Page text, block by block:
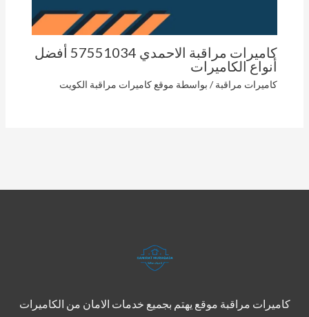
كاميرات مراقبة الاحمدي 57551034 أفضل
أنواع الكاميرات
كاميرات مراقبة / بواسطة موقع كاميرات مراقبة الكويت
كاميرات مراقبة موقع يهتم بجميع خدمات الامان من الكاميرات